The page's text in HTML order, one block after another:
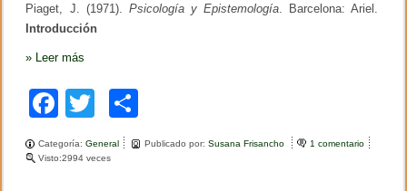
t
n
a
Piaget, J. (1971). Psicología y Epistemología . Barcelona: Ariel.
Introducción
» Leer más
F
a
c
wi
tt
o
Categoría:General Publicado por:Susana Frisancho 1 comentario e
Visto:2994 veces